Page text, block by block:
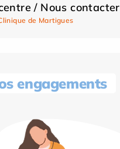
/ Nous contacter
de Martigues
engagements